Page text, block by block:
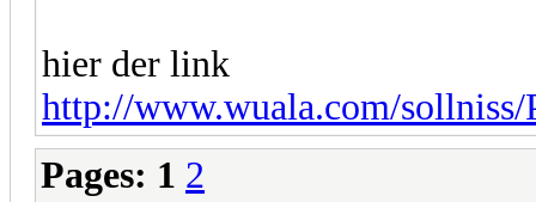
hier der link
http://www.wuala.com/
Pages: 1 2